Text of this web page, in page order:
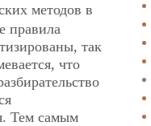
методов в
правила
так
что
Тем самым